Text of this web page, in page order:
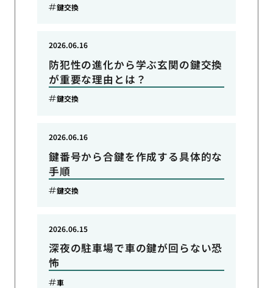
鍵交換
防犯性の進化から学ぶ玄関の鍵交換
が重要な理由とは？
2026.06.16
鍵交換
鍵番号から合鍵を作成する具体的な
手順
2026.06.16
鍵交換
深夜の駐車場で車の鍵が回らない恐
怖
2026.06.15
車